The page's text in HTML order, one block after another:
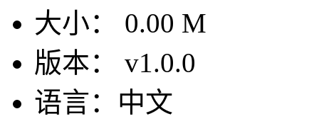
大小：
0.00 M
版本：
v1.0.0
语言： 中文